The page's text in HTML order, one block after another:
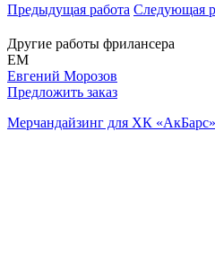
Предыдущая работа Следующая
Другие работы фрилансера
ЕМ
Евгений Морозов
Предложить заказ
Мерчандайзинг для ХК